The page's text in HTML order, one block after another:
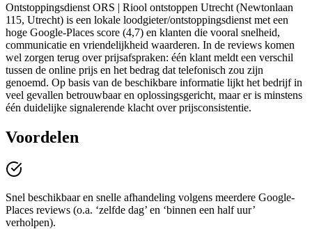
Ontstoppingsdienst ORS | Riool ontstoppen Utrecht (Newtonlaan
115, Utrecht) is een lokale loodgieter/ontstoppingsdienst met een
hoge Google-Places score (4,7) en klanten die vooral snelheid,
communicatie en vriendelijkheid waarderen. In de reviews komen
wel zorgen terug over prijsafspraken: één klant meldt een verschil
tussen de online prijs en het bedrag dat telefonisch zou zijn
genoemd. Op basis van de beschikbare informatie lijkt het bedrijf in
veel gevallen betrouwbaar en oplossingsgericht, maar er is minstens
één duidelijke signalerende klacht over prijsconsistentie.
Voordelen
Snel beschikbaar en snelle afhandeling volgens meerdere Google-
Places reviews (o.a. ‘zelfde dag’ en ‘binnen een half uur’
verholpen).